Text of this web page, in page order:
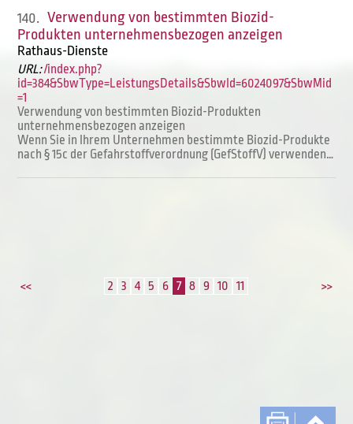
140. Verwendung von bestimmten Biozid-
Produkten unternehmensbezogen anzeigen
Rathaus-Dienste
URL:/index.php?
id=384&SbwType=LeistungsDetails&SbwId=6024097&SbwMid
=1
Verwendung von bestimmten Biozid-Produkten
unternehmensbezogen anzeigen
Wenn Sie in Ihrem Unternehmen bestimmte Biozid-Produkte
nach § 15c der Gefahrstoffverordnung (GefStoffV) verwenden…
2 3 4 5 6 7 8 9 10 11